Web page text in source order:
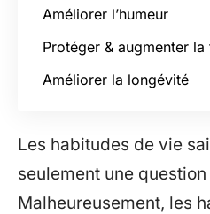
Améliorer l’humeur
Protéger & augmenter
Améliorer la longévité
Les habitudes de vie
seulement une
Malheureusement, les